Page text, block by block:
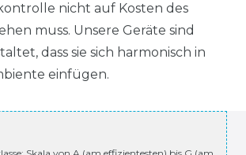
nicht auf Kosten des
muss. Unsere Geräte sind
dass sie sich harmonisch in
einfügen.